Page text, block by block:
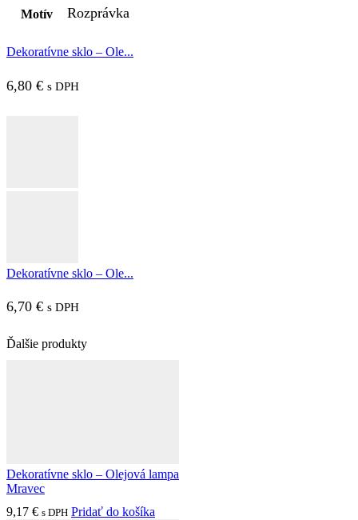
Motív Rozprávka
Dekoratívne sklo – Ole...
6,80 € s DPH
Dekoratívne sklo – Ole...
6,70 € s DPH
Ďalšie produkty
Dekoratívne sklo – Olejová lampa
Mravec
9,17 € s DPH Pridať do košíka